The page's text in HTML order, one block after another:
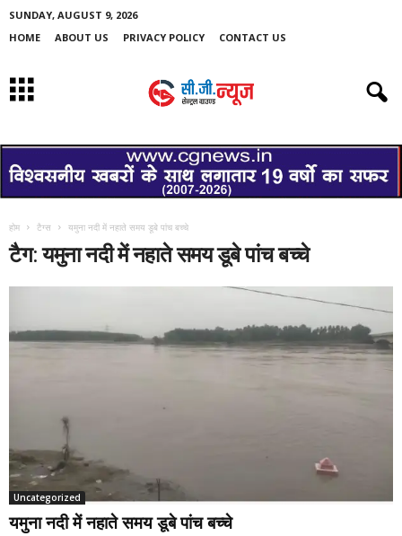
SUNDAY, AUGUST 9, 2026
HOME
ABOUT US PRIVACY POLICY CONTACT US
होम टैग्स यमुना नदी में नहाते समय डूबे पांच बच्चे
टैग: यमुना नदी में नहाते समय डूबे पांच बच्चे
Uncategorized
यमुना नदी में नहाते समय डूबे पांच बच्चे